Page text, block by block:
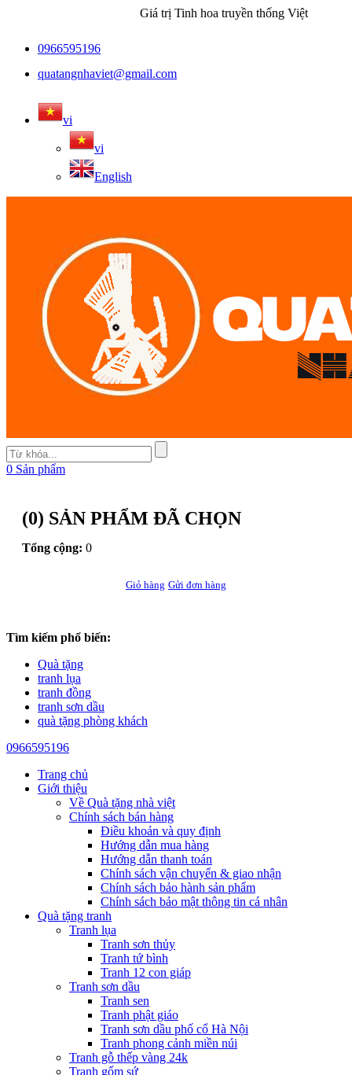
Giá trị Tinh hoa truyền thống Việt
0966595196
quatangnhaviet@gmail.com
vi
vi
English
0 Sản phẩm
(0) SẢN PHẨM ĐÃ CHỌN
Tổng cộng: 0
Giỏ hàng Gửi đơn hàng
Tìm kiếm phổ biến:
Quà tặng
tranh lụa
tranh đồng
tranh sơn dầu
quà tặng phòng khách
0966595196
Trang chủ
Giới thiệu
Về Quà tặng nhà việt
Chính sách bán hàng
Điều khoản và quy định
Hướng dẫn mua hàng
Hướng dẫn thanh toán
Chính sách vận chuyển & giao nhận
Chính sách bảo hành sản phẩm
Chính sách bảo mật thông tin cá nhân
Quà tặng tranh
Tranh lụa
Tranh sơn thủy
Tranh tứ bình
Tranh 12 con giáp
Tranh sơn dầu
Tranh sen
Tranh phật giáo
Tranh sơn dầu phố cổ Hà Nội
Tranh phong cảnh miền núi
Tranh gỗ thếp vàng 24k
Tranh gốm sứ